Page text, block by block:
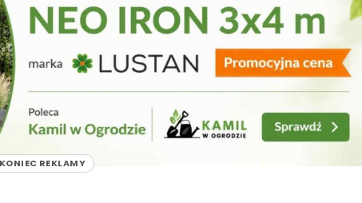
KONIEC REKLAMY